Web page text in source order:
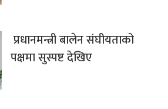
प्रधानमन्त्री बालेन संघीयताको
पक्षमा सुस्पष्ट देखिए